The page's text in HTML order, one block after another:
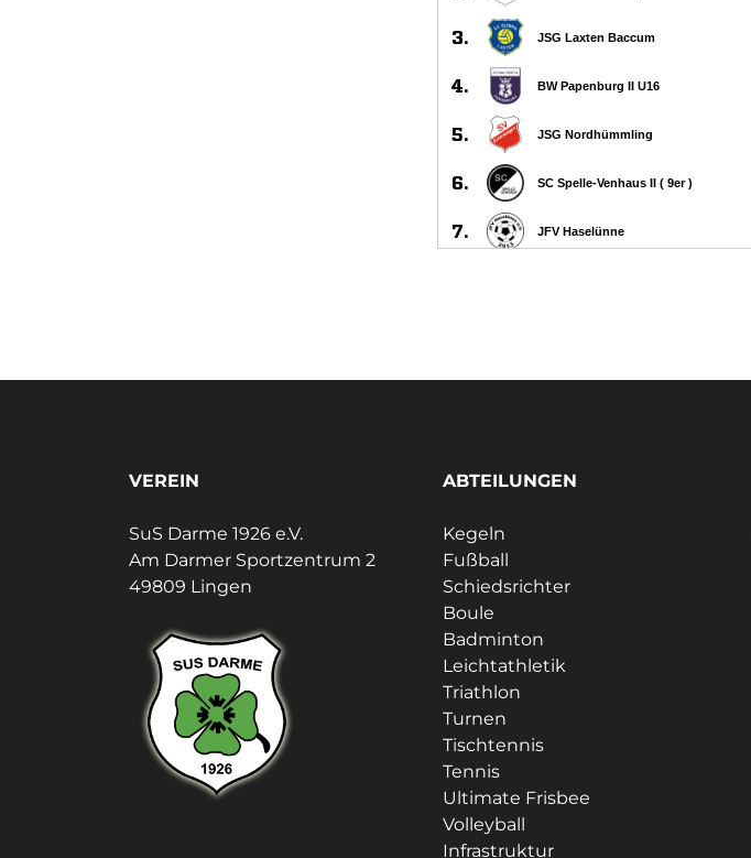
VEREIN
SuS Darme 1926 e.V.
Am Darmer Sportzentrum 2
49809 Lingen
ABTEILUNGEN
Kegeln
Fußball
Schiedsrichter
Boule
Badminton
Leichtathletik
Triathlon
Turnen
Tischtennis
Tennis
Ultimate Frisbee
Volleyball
Infrastruktur